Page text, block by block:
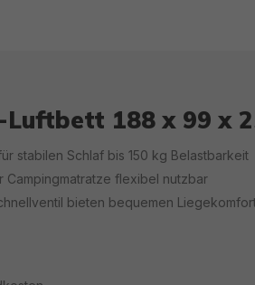
188 x 99 x
stabilen Schlaf bis 150 kg Belastbarkeit
Campingmatratze flexibel nutzbar
bieten bequemen